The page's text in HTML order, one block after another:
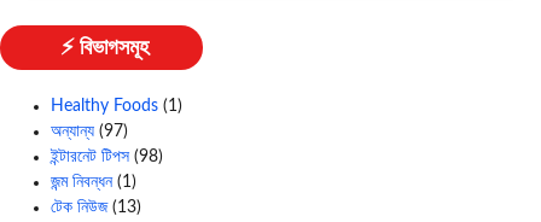
⚡ বিভাগসমূহ
Healthy Foods (1)
অন্যান্য (97)
ইন্টারনেট টিপস (98)
জন্ম নিবন্ধন(1)
টেক নিউজ(13)